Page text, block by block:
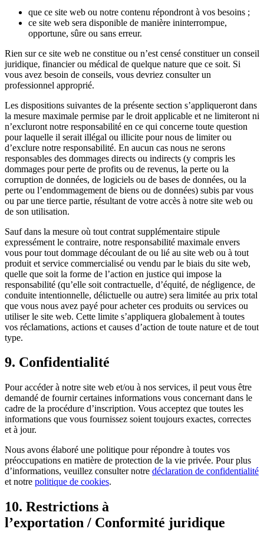
que ce site web ou notre contenu répondront à vos besoins ;
ce site web sera disponible de manière ininterrompue,
opportune, sûre ou sans erreur.
Rien sur ce site web ne constitue ou n’est censé constituer un conseil
juridique, financier ou médical de quelque nature que ce soit. Si
vous avez besoin de conseils, vous devriez consulter un
professionnel approprié.
Les dispositions suivantes de la présente section s’appliqueront dans
la mesure maximale permise par le droit applicable et ne limiteront ni
n’excluront notre responsabilité en ce qui concerne toute question
pour laquelle il serait illégal ou illicite pour nous de limiter ou
d’exclure notre responsabilité. En aucun cas nous ne serons
responsables des dommages directs ou indirects (y compris les
dommages pour perte de profits ou de revenus, la perte ou la
corruption de données, de logiciels ou de bases de données, ou la
perte ou l’endommagement de biens ou de données) subis par vous
ou par une tierce partie, résultant de votre accès à notre site web ou
de son utilisation.
Sauf dans la mesure où tout contrat supplémentaire stipule
expressément le contraire, notre responsabilité maximale envers
vous pour tout dommage découlant de ou lié au site web ou à tout
produit et service commercialisé ou vendu par le biais du site web,
quelle que soit la forme de l’action en justice qui impose la
responsabilité (qu’elle soit contractuelle, d’équité, de négligence, de
conduite intentionnelle, délictuelle ou autre) sera limitée au prix total
que vous nous avez payé pour acheter ces produits ou services ou
utiliser le site web. Cette limite s’appliquera globalement à toutes
vos réclamations, actions et causes d’action de toute nature et de tout
type.
9. Confidentialité
Pour accéder à notre site web et/ou à nos services, il peut vous être
demandé de fournir certaines informations vous concernant dans le
cadre de la procédure d’inscription. Vous acceptez que toutes les
informations que vous fournissez soient toujours exactes, correctes
et à jour.
Nous avons élaboré une politique pour répondre à toutes vos
préoccupations en matière de protection de la vie privée. Pour plus
d’informations, veuillez consulter notre déclaration de confidentialité
et notre politique de cookies.
10. Restrictions à
l’exportation / Conformité juridique